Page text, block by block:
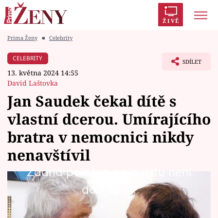
ŽIVĚ
Módní alarm
Témata
Celebrity
Vztahy
Seriály
Prima Ženy ■ Celebrity
CELEBRITY
13. května 2024 14:55
David Laštovka
SDÍLET
Jan Saudek čekal dítě s
vlastní dcerou. Umírajícího
bratra v nemocnici nikdy
nenavštívil
Žádná položka z playlistu není
dostupná.
Umělecký fotograf Jan Saudek, který slaví 89.
narozeniny, je pověstný bohémským
způsobem života. Jeho postelí prošly stovky